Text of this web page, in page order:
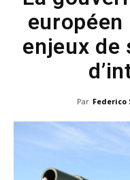
européen
enjeux de
Par